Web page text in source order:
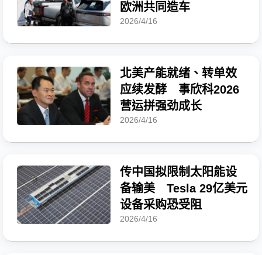
欧洲共同造车
2026/4/16
北美产能就绪、转单效
应续发酵 事欣科2026
营运拼强劲成长
2026/4/16
传中国拟限制太阳能设
备输美 Tesla 29亿美元
设备采购恐受阻
2026/4/16